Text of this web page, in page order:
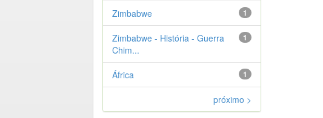
1
Zimbabwe
1
Zimbabwe - História - Guerra
Chim...
1
África
próximo >